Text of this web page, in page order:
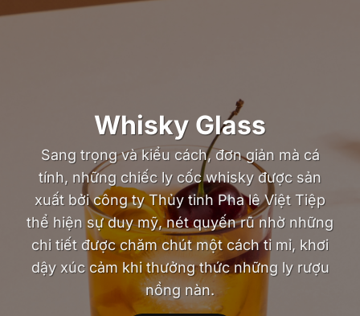
Whisky Glass
Sang trọng và kiểu cách, đơn giản mà cá
tính, những chiếc ly cốc whisky được sản
xuất bởi công ty Thủy tinh Pha lê Việt Tiệp
thể hiện sự duy mỹ, nét quyến rũ nhờ những
chi tiết được chăm chút một cách tỉ mỉ, khơi
dậy xúc cảm khi thưởng thức những ly rượu
nồng nàn.